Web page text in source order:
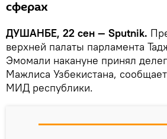
сферах
ДУШАНБЕ, 22 сен — Sputnik.
верхней палаты парламента
Эмомали накануне принял
Мажлиса Узбекистана,
МИД республики.